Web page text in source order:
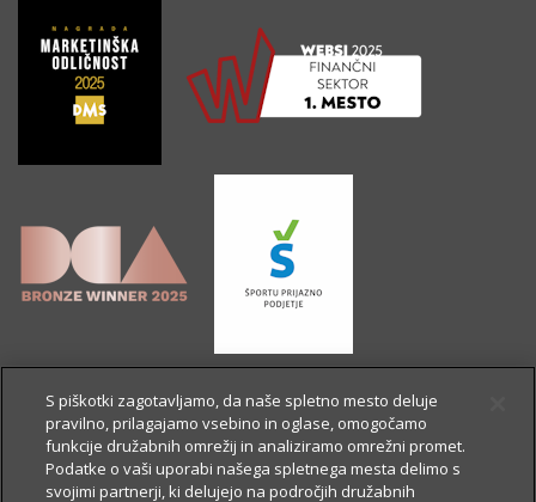
S piškotki zagotavljamo, da naše spletno mesto deluje
pravilno, prilagajamo vsebino in oglase, omogočamo
funkcije družabnih omrežij in analiziramo omrežni promet.
Podatke o vaši uporabi našega spletnega mesta delimo s
svojimi partnerji, ki delujejo na področjih družabnih